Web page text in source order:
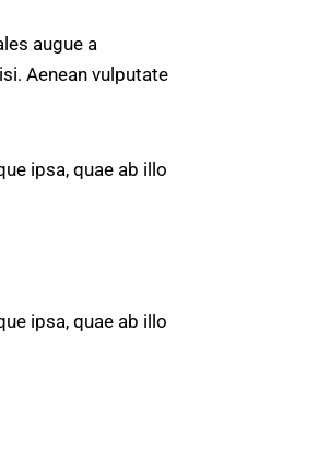
augue a
Aenean vulputate
ipsa, quae ab illo
ipsa, quae ab illo